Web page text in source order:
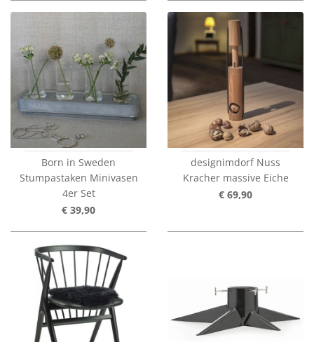
Born in Sweden
Stumpastaken Minivasen
4er Set
€ 39,90
designimdorf Nuss
Kracher massive Eiche
€ 69,90